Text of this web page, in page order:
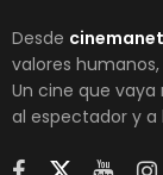
Desde cinemanet
valores
Un cine que
al espectador y a